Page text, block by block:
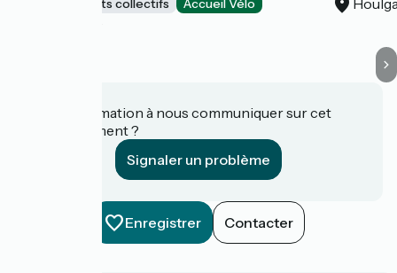
Hébergements collectifs Accueil Vélo
Une information à nous communiquer sur cet
établissement ?
Signaler un problème
Enregistrer Contacter